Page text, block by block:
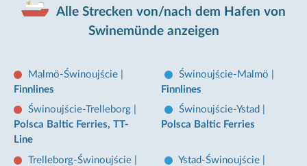
Alle Strecken von/nach dem Hafen von
Swinemünde anzeigen
Malmö-Świnoujście
Finnlines
Świnoujście-Malmö
Finnlines
Świnoujście-Trelleborg
Polsca Baltic Ferries, TT-
Line
Świnoujście-Ystad
Polsca Baltic Ferries
Trelleborg-Świnoujście Ystad-Świnoujście